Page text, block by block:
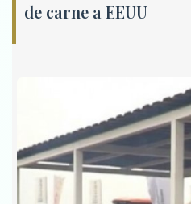
de carne a EEUU